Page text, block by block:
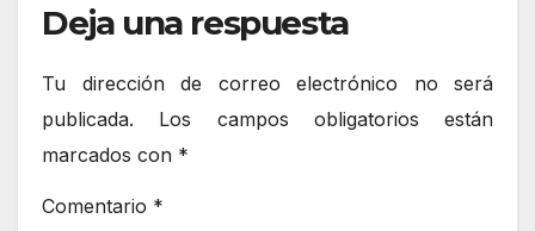
Deja una respuesta
Tu dirección de correo electrónico no será
publicada.
Los campos obligatorios están
marcados con *
Comentario *